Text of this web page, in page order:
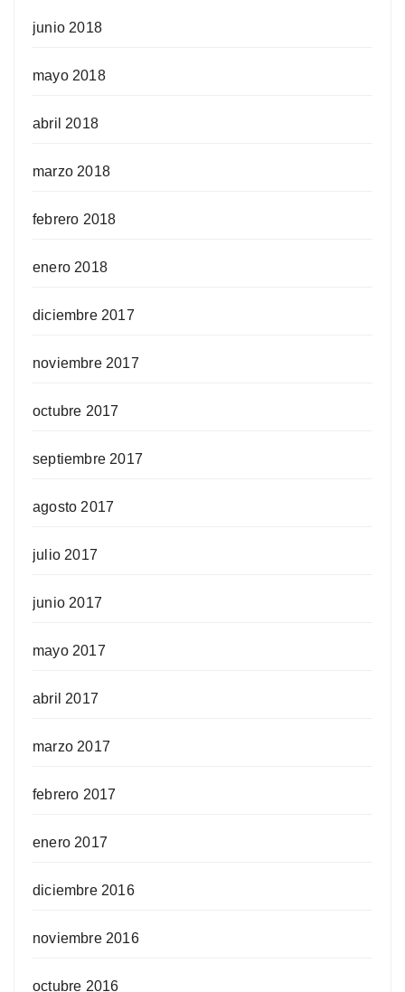
junio 2018
mayo 2018
abril 2018
marzo 2018
febrero 2018
enero 2018
diciembre 2017
noviembre 2017
octubre 2017
septiembre 2017
agosto 2017
julio 2017
junio 2017
mayo 2017
abril 2017
marzo 2017
febrero 2017
enero 2017
diciembre 2016
noviembre 2016
octubre 2016